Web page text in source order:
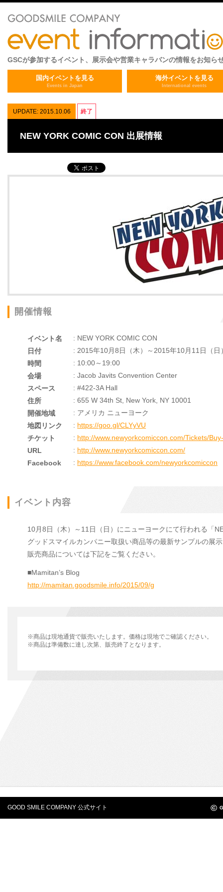
GSCが参加するイベント、展示会や営業キャラバンの情報をお知ら
国内イベントを見る
Events in Japan
海外イベントを見る
International events
UPDATE: 2015.10.06 終了
NEW YORK COMIC CON 出展情報
開催情報
イベント名
: NEW YORK COMIC CON
日付
: 2015年10月8日（木）～2015年10月11日（日
時間
: 10:00～19:00
会場
: Jacob Javits Convention Center
スペース
: #422-3A Hall
住所
: 655 W 34th St, New York, NY 10001
開催地域
: アメリカ ニューヨーク
地図リンク
: https://goo.gl/CLYyVU
チケット
: http://www.newyorkcomiccon.com/Tickets/
URL
: http://www.newyorkcomiccon.com/
Facebook
: https://www.facebook.com/newyorkcomiccon
イベント内容
10月8日（木）～11日（日）にニューヨークにて行われる「
グッドスマイルカンパニー取扱い商品等の最新サンプルの展
販売商品については下記をご覧ください。
■Mamitan’s Blog
http://mamitan.goodsmile.info/2015/09/g
※商品は現地通貨で販売いたします。価格は現地でご確認ください。
※商品は準備数に達し次第、販売終了となります。
GOOD SMILE COMPANY 公式サイト ©